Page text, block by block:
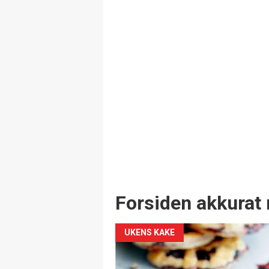
Forsiden akkurat
UKENS KAKE